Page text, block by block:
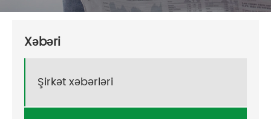
Xəbəri
Şirkət xəbərləri